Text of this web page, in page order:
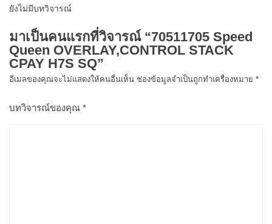
ยังไม่มีบทวิจารณ์
มาเป็นคนแรกที่วิจารณ์ “70511705 Speed
Queen OVERLAY,CONTROL STACK
CPAY H7S SQ”
อีเมลของคุณจะไม่แสดงให้คนอื่นเห็น ช่องข้อมูลจำเป็นถูกทำเครื่องหมาย *
บทวิจารณ์ของคุณ *